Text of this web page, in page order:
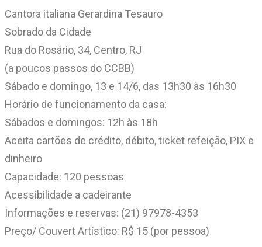
Cantora italiana Gerardina Tesauro
Sobrado da Cidade
Rua do Rosário, 34, Centro, RJ
(a poucos passos do CCBB)
Sábado e domingo, 13 e 14/6, das 13h30 às 16h30
Horário de funcionamento da casa:
Sábados e domingos: 12h às 18h
Aceita cartões de crédito, débito, ticket refeição, PIX e
dinheiro
Capacidade: 120 pessoas
Acessibilidade a cadeirante
Informações e reservas: (21) 97978-4353
Preço/ Couvert Artístico: R$ 15 (por pessoa)